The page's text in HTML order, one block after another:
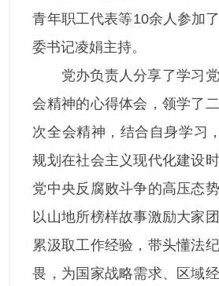
青年职工代表等10余人参加
委书记凌娟主持。
党办负责人分享了学习党
会精神的心得体会，领学了
次全会精神，结合自身学习
规划在社会主义现代化建设
党中央反腐败斗争的高压态
以山地所榜样故事激励大家
累汲取工作经验，带头懂法
畏，为国家战略需求、区域